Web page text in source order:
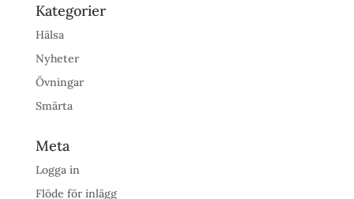
Kategorier
Hälsa
Nyheter
Övningar
Smärta
Meta
Logga in
Flöde för inlägg